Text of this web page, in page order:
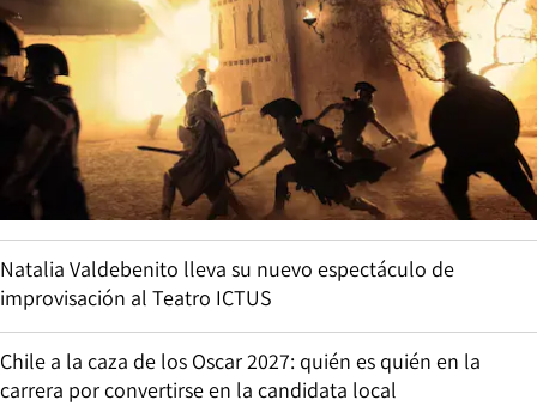
Natalia Valdebenito lleva su nuevo espectáculo de
improvisación al Teatro ICTUS
Chile a la caza de los Oscar 2027: quién es quién en la
carrera por convertirse en la candidata local